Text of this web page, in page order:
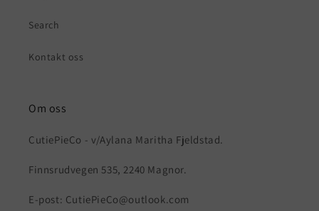
Search
Kontakt oss
Om oss
CutiePieCo - v/Aylana Maritha Fjeldstad.
Finnsrudvegen 535, 2240 Magnor.
E-post: CutiePieCo@outlook.com